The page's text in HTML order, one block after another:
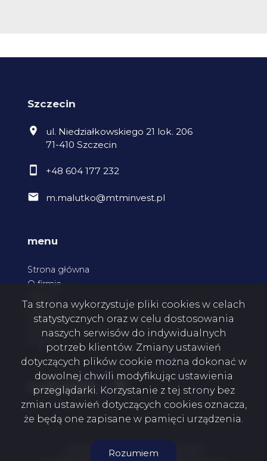
Szczecin
ul. Niedziałkowskiego 21 lok. 206
71-410 Szczecin
+48 604 177 232
m.malutko@mtminvest.pl
menu
Strona główna
O firmie
Kontakt
social media Facebook
MTM Invest Mateusz Malutko © 2026
Ta strona wykorzystuje pliki cookies w celach
statystycznych oraz w celu dostosowania
naszych serwisów do indywidualnych
potrzeb klientów. Zmiany ustawień
dotyczących plików cookie można dokonać w
dowolnej chwili modyfikując ustawienia
przeglądarki. Korzystanie z tej strony bez
zmian ustawień dotyczących cookies oznacza,
że będą one zapisane w pamięci urządzenia.
Rozumiem